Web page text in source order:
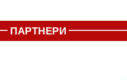
ПАРТНЕРИ